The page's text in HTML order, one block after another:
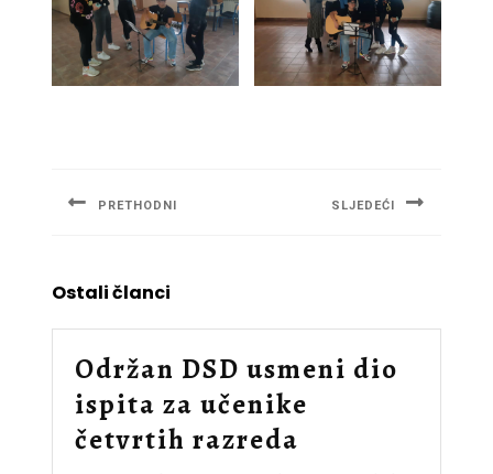
PRETHODNI SLJEDEĆI
Ostali članci
Održan DSD usmeni dio
ispita za učenike
četvrtih razreda